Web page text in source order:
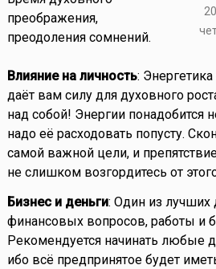
преображения,
преодоления сомнений.
Влияние на личность:
даёт вам силу для духовного
над собой! Энергии понадобится
надо её расходовать попусту.
самой важной цели, и
не слишком возгордитесь от
Бизнес и деньги: Один из
финансовых вопросов, работы и
Рекомендуется начинать любые
ибо всё предпринятое будет